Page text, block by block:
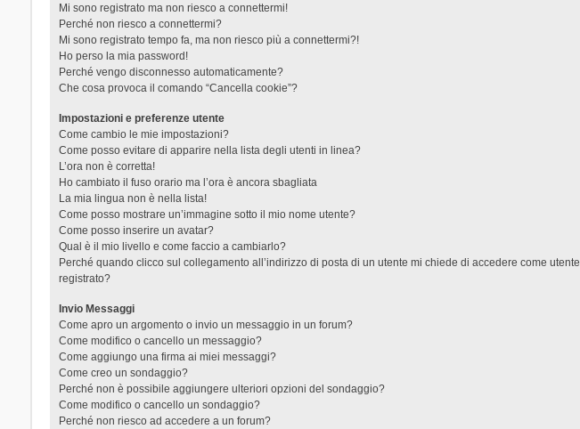
Mi sono registrato ma non riesco a connettermi!
Perché non riesco a connettermi?
Mi sono registrato tempo fa, ma non riesco più a connettermi?!
Ho perso la mia password!
Perché vengo disconnesso automaticamente?
Che cosa provoca il comando “Cancella cookie”?
Impostazioni e preferenze utente
Come cambio le mie impostazioni?
Come posso evitare di apparire nella lista degli utenti in linea?
L’ora non è corretta!
Ho cambiato il fuso orario ma l’ora è ancora sbagliata
La mia lingua non è nella lista!
Come posso mostrare un’immagine sotto il mio nome utente?
Come posso inserire un avatar?
Qual è il mio livello e come faccio a cambiarlo?
Perché quando clicco sul collegamento all’indirizzo di posta di un utente mi chiede di accedere come utente
registrato?
Invio Messaggi
Come apro un argomento o invio un messaggio in un forum?
Come modifico o cancello un messaggio?
Come aggiungo una firma ai miei messaggi?
Come creo un sondaggio?
Perché non è possibile aggiungere ulteriori opzioni del sondaggio?
Come modifico o cancello un sondaggio?
Perché non riesco ad accedere a un forum?